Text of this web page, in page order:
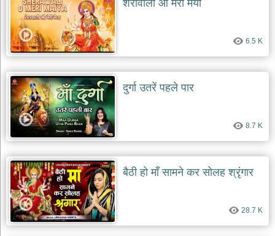
शेरावाली ओ मेरी मैया
6.5 K
दुर्गा उतरें पहले पार
8.7 K
बैठी हो माँ सामने कर सोलह श्रृंगार
28.7 K